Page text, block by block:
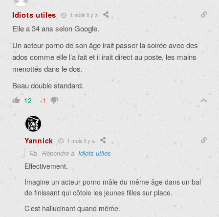
Idiots utiles 1 mois il y a
Elle a 34 ans selon Google.
Un acteur porno de son âge irait passer la soirée avec des
ados comme elle l’a fait et il irait direct au poste, les mains
menottés dans le dos.
Beau double standard.
12 -1
Yannick 1 mois il y a
Répondre à Idiots utiles
Effectivement.
Imagine un acteur porno mâle du même âge dans un bal
de finissant qui côtoie les jeunes filles sur place.
C’est hallucinant quand même.